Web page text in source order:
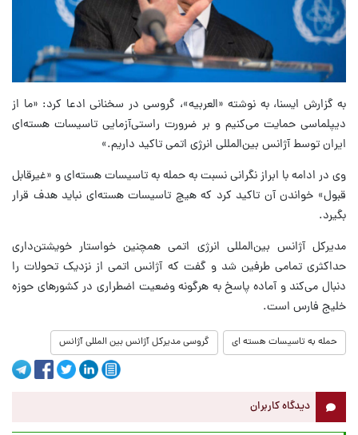
به گزارش ایسنا، به نوشته «العربیه»، گروسی در سخنانی ادعا کرد: «ما از
دیپلماسی حمایت می‌کنیم و بر ضرورت راستی‌آزمایی تاسیسات هسته‌ای
ایران توسط آژانس بین‌المللی انرژی اتمی تاکید داریم.»
وی در ادامه با ابراز نگرانی نسبت به حمله به تاسیسات هسته‌ای و «غیرقابل
قبول» خواندن آن تاکید کرد که هیچ تاسیسات هسته‌ای نباید هدف قرار
بگیرد.
مدیرکل آژانس بین‌المللی انرژی اتمی همچنین خواستار خویشتن‌داری
حداکثری تمامی طرفین شد و گفت که آژانس اتمی از نزدیک تحولات را
دنبال می‌کند و آماده پاسخ به هرگونه وضعیت اضطراری در کشورهای حوزه
خلیج فارس است.
حمله به تاسیسات هسته ای گروسی مدیرکل آژانس بین المللی آژانس
دیدگاه کاربران